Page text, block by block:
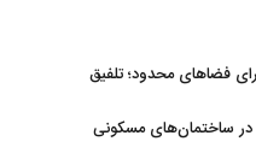
فضاهای محدود؛ تلفیق
ساختمان‌های مسکونی